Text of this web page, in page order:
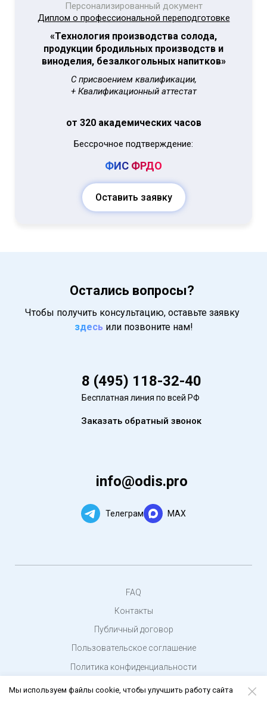
Персонализированный документ
Диплом о профессиональной переподготовке
«Технология производства солода,
продукции бродильных производств и
виноделия, безалкогольных напитков»
С присвоением квалификации,
+ Квалификационный аттестат
от 320 академических часов
Бессрочное подтверждение:
ФИС ФРДО
Оставить заявку
Остались вопросы?
Чтобы получить консультацию, оставьте заявку
здесь или позвоните нам!
8 (495) 118-32-40
Бесплатная линия по всей РФ
Заказать обратный звонок
info@odis.pro
Телеграм MAX
FAQ
Контакты
Публичный договор
Пользовательское соглашение
Политика конфиденциальности
© 2020 - 2024 — «Odis.pro». Все права защищены
Мы используем файлы cookie, чтобы улучшить работу сайта